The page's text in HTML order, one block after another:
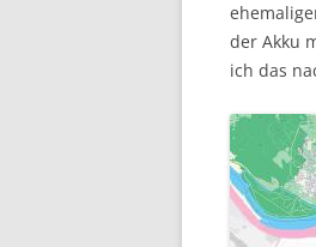
der Akku
ich das